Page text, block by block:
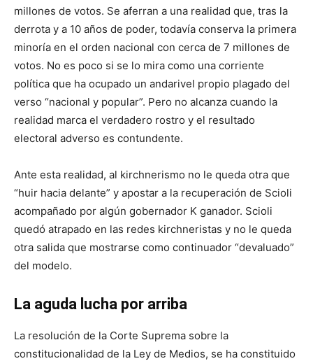
millones de votos. Se aferran a una realidad que, tras la
derrota y a 10 años de poder, todavía conserva la primera
minoría en el orden nacional con cerca de 7 millones de
votos. No es poco si se lo mira como una corriente
política que ha ocupado un andarivel propio plagado del
verso “nacional y popular”. Pero no alcanza cuando la
realidad marca el verdadero rostro y el resultado
electoral adverso es contundente.
Ante esta realidad, al kirchnerismo no le queda otra que
“huir hacia delante” y apostar a la recuperación de Scioli
acompañado por algún gobernador K ganador. Scioli
quedó atrapado en las redes kirchneristas y no le queda
otra salida que mostrarse como continuador “devaluado”
del modelo.
La aguda lucha por arriba
La resolución de la Corte Suprema sobre la
constitucionalidad de la Ley de Medios, se ha constituido